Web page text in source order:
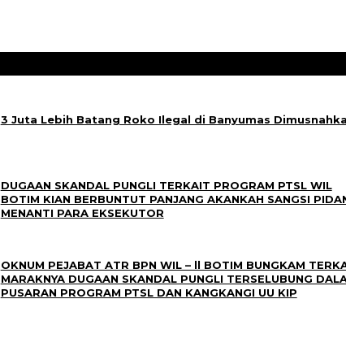
3 Juta Lebih Batang Roko Ilegal di Banyumas
DUGAAN SKANDAL PUNGLI TERKAIT PROGRAM PTSL WIL
BOTIM KIAN BERBUNTUT PANJANG AKANKAH SANGSI
MENANTI PARA EKSEKUTOR
OKNUM PEJABAT ATR BPN WIL – ll BOTIM BUNGKAM
MARAKNYA DUGAAN SKANDAL PUNGLI TERSELUBUNG
PUSARAN PROGRAM PTSL DAN KANGKANGI UU KIP